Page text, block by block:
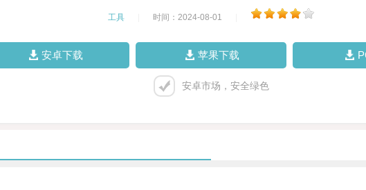
工具 时间：2024-08-01
安卓下载 苹果下载
安卓市场，安全绿色